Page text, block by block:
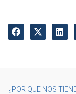
¿POR QUE NOS